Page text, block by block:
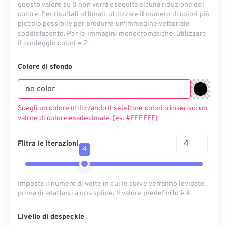
questo valore su 0 non verrà eseguita alcuna riduzione del
colore. Per risultati ottimali, utilizzare il numero di colori più
piccolo possibile per produrre un'immagine vettoriale
soddisfacente. Per le immagini monocromatiche, utilizzare
il conteggio colori = 2.
Colore di sfondo
Scegli un colore utilizzando il selettore colori o inserisci un
valore di colore esadecimale. (es. #FFFFFF)
Filtra le iterazioni
4
Imposta il numero di volte in cui le curve verranno levigate
prima di adattarsi a una spline. Il valore predefinito è 4.
Livello di despeckle